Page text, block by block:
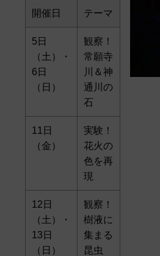
開催日 テーマ
5日
（土）・
6日
（日）
観察！
常願寺
川＆神
通川の
石
11日
（金）
実験！
花火の
色を再
現
12日
（土）・
13日
（日）
観察！
樹液に
集まる
昆虫